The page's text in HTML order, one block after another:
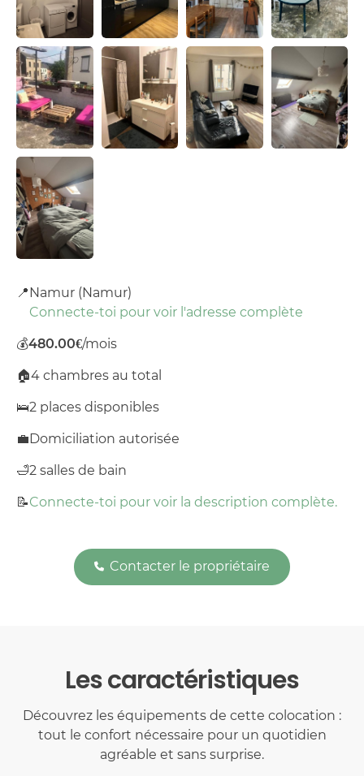
📍Namur (Namur)
Connecte-toi pour voir l'adresse complète
💰480.00€/mois
🏠4 chambres au total
🛌2 places disponibles
💼Domiciliation autorisée
🛁2 salles de bain
📝Connecte-toi pour voir la description complète.
Contacter le propriétaire
Les caractéristiques
Découvrez les équipements de cette colocation :
tout le confort nécessaire pour un quotidien
agréable et sans surprise.